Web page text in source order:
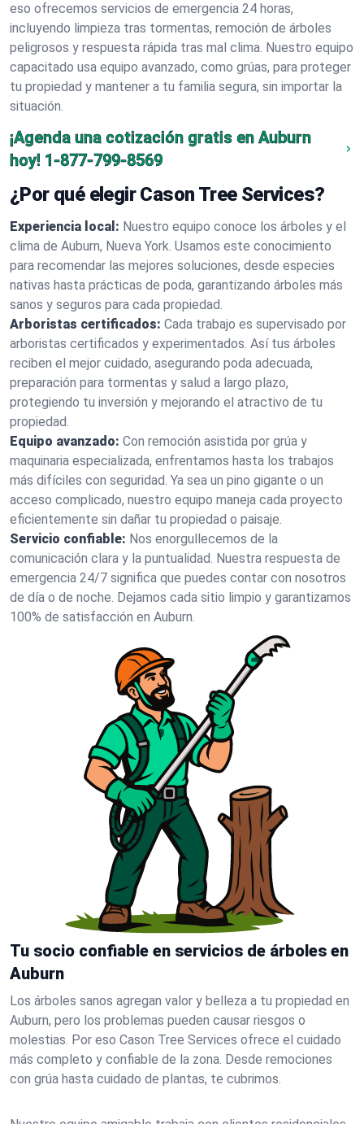
eso ofrecemos servicios de emergencia 24 horas,
incluyendo limpieza tras tormentas, remoción de árboles
peligrosos y respuesta rápida tras mal clima. Nuestro equipo
capacitado usa equipo avanzado, como grúas, para proteger
tu propiedad y mantener a tu familia segura, sin importar la
situación.
¡Agenda una cotización gratis en Auburn
hoy! 1-877-799-8569
¿Por qué elegir Cason Tree Services?
Experiencia local: Nuestro equipo conoce los árboles y el
clima de Auburn, Nueva York. Usamos este conocimiento
para recomendar las mejores soluciones, desde especies
nativas hasta prácticas de poda, garantizando árboles más
sanos y seguros para cada propiedad.
Arboristas certificados: Cada trabajo es supervisado por
arboristas certificados y experimentados. Así tus árboles
reciben el mejor cuidado, asegurando poda adecuada,
preparación para tormentas y salud a largo plazo,
protegiendo tu inversión y mejorando el atractivo de tu
propiedad.
Equipo avanzado: Con remoción asistida por grúa y
maquinaria especializada, enfrentamos hasta los trabajos
más difíciles con seguridad. Ya sea un pino gigante o un
acceso complicado, nuestro equipo maneja cada proyecto
eficientemente sin dañar tu propiedad o paisaje.
Servicio confiable: Nos enorgullecemos de la
comunicación clara y la puntualidad. Nuestra respuesta de
emergencia 24/7 significa que puedes contar con nosotros
de día o de noche. Dejamos cada sitio limpio y garantizamos
100% de satisfacción en Auburn.
Tu socio confiable en servicios de árboles en
Auburn
Los árboles sanos agregan valor y belleza a tu propiedad en
Auburn, pero los problemas pueden causar riesgos o
molestias. Por eso Cason Tree Services ofrece el cuidado
más completo y confiable de la zona. Desde remociones
con grúa hasta cuidado de plantas, te cubrimos.